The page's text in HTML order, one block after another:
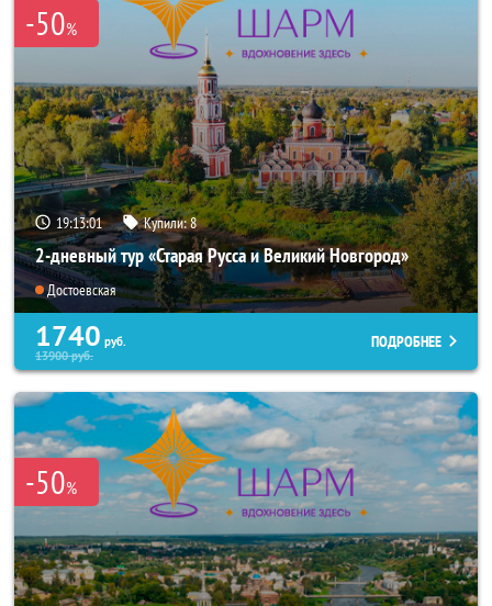
-50%
19:13:00 Купили:8
2-дневный тур «Старая Русса и Великий Новгород»
Достоевская
1740 руб.
13900руб.
ПОДРОБНЕЕ
-50%